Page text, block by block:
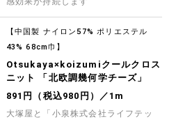
【中国製 ナイロン57% ポリエステル
43% 68cm巾】
Otsukaya×koizumiクールクロス
ニット 「北欧調幾何学チーズ」
891円（税込980円）／1m
大塚屋と「小泉株式会社ライフテッ